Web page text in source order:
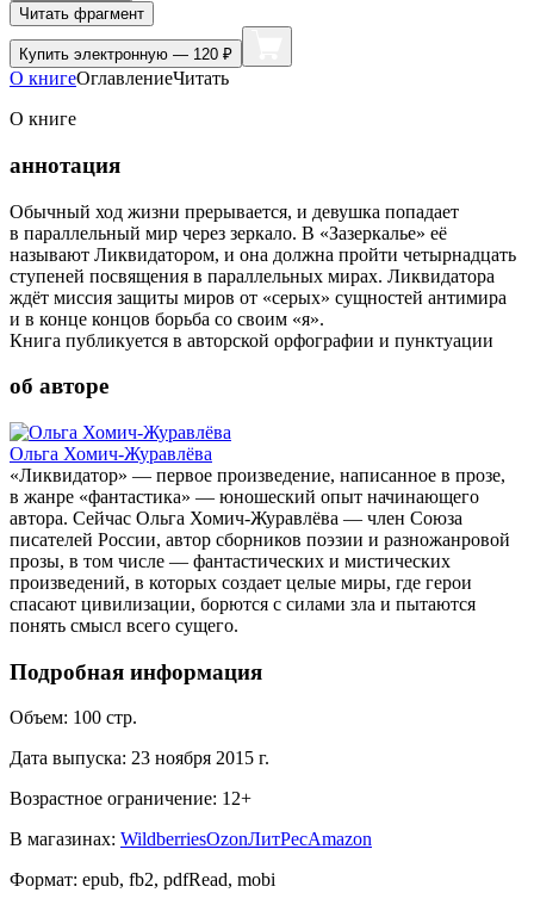
Читать фрагмент
Купить электронную — 120 ₽
О книгеОглавлениеЧитать
О книге
аннотация
Обычный ход жизни прерывается, и девушка попадает
в параллельный мир через зеркало. В «Зазеркалье» её
называют Ликвидатором, и она должна пройти четырнадцать
ступеней посвящения в параллельных мирах. Ликвидатора
ждёт миссия защиты миров от «серых» сущностей антимира
и в конце концов борьба со своим «я».
Книга публикуется в авторской орфографии и пунктуации
об авторе
Ольга Хомич-Журавлёва
«Ликвидатор» — первое произведение, написанное в прозе,
в жанре «фантастика» — юношеский опыт начинающего
автора. Сейчас Ольга Хомич-Журавлёва — член Союза
писателей России, автор сборников поэзии и разножанровой
прозы, в том числе — фантастических и мистических
произведений, в которых создает целые миры, где герои
спасают цивилизации, борются с силами зла и пытаются
понять смысл всего сущего.
Подробная информация
Объем: 100 стр.
Дата выпуска: 23 ноября 2015 г.
Возрастное ограничение: 12+
В магазинах: WildberriesOzonЛитРесAmazon
Формат: epub, fb2, pdfRead, mobi